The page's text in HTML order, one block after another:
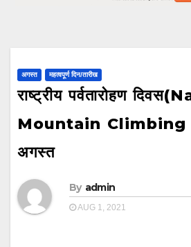
अगस्त महत्वपूर्ण दिन/तारीख
राष्ट्रीय पर्वतारोहण
Mountain Climbing
अगस्त
By admin
AUG 1, 2021